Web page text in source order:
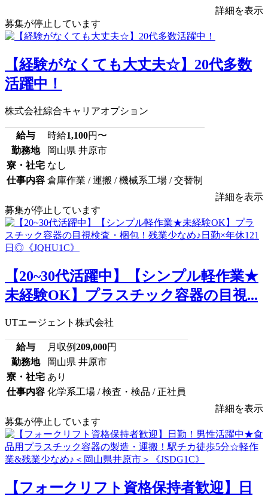
詳細を表示
募集が停止しています
【経験がなくても大丈夫☆】20代多数
活躍中！
株式会社綜合キャリアオプション
給与 時給1,100円〜
勤務地
岡山県 井原市
寮・社宅 なし
仕事内容 倉庫作業 / 運搬 / 機械系工場 / 交替制
詳細を表示
募集が停止しています
【20~30代活躍中】【シンプル軽作業★
未経験OK】プラスチック容器の目視...
UTエージェント株式会社
給与 月収例209,000円
勤務地
岡山県 井原市
寮・社宅 あり
仕事内容 化学系工場 / 検査・検品 / 正社員
詳細を表示
募集が停止しています
【フォークリフト資格保持者歓迎】日